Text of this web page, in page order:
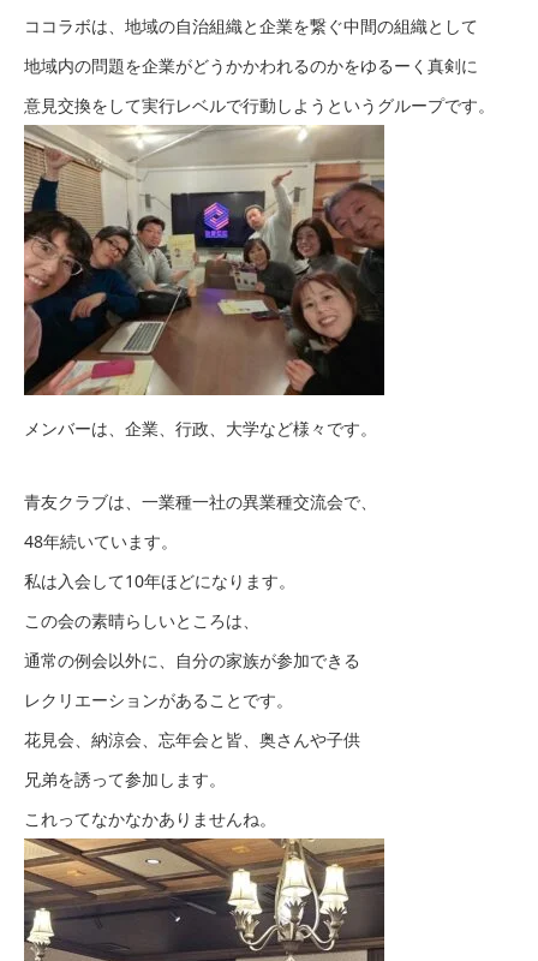
ココラボは、地域の自治組織と企業を繋ぐ中間の組織として
地域内の問題を企業がどうかかわれるのかをゆるーく真剣に
意見交換をして実行レベルで行動しようというグループです。
メンバーは、企業、行政、大学など様々です。
青友クラブは、一業種一社の異業種交流会で、
48年続いています。
私は入会して10年ほどになります。
この会の素晴らしいところは、
通常の例会以外に、自分の家族が参加できる
レクリエーションがあることです。
花見会、納涼会、忘年会と皆、奥さんや子供
兄弟を誘って参加します。
これってなかなかありませんね。